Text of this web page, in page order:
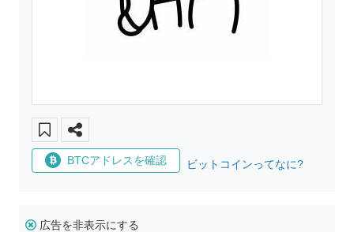
BTCアドレスを確認 ビットコインってなに?
広告を非表示にする